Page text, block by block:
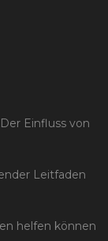
Einfluss von
Leitfaden
helfen können